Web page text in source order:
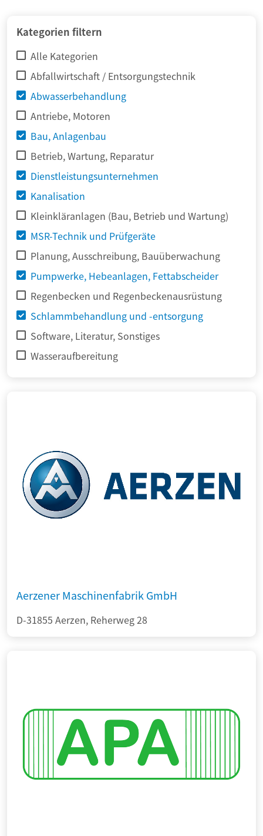
Kategorien filtern
Alle Kategorien
Abfallwirtschaft / Entsorgungstechnik
Abwasserbehandlung
Antriebe, Motoren
Bau, Anlagenbau
Betrieb, Wartung, Reparatur
Dienstleistungsunternehmen
Kanalisation
Kleinkläranlagen (Bau, Betrieb und Wartung)
MSR-Technik und Prüfgeräte
Planung, Ausschreibung, Bauüberwachung
Pumpwerke, Hebeanlagen, Fettabscheider
Regenbecken und Regenbeckenausrüstung
Schlammbehandlung und -entsorgung
Software, Literatur, Sonstiges
Wasseraufbereitung
Aerzener Maschinenfabrik GmbH
D-31855 Aerzen, Reherweg 28